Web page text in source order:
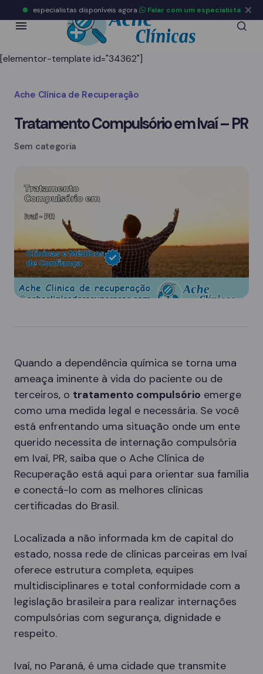
[elementor-template id="34362"]
Ache Clínica de Recuperação
Tratamento Compulsório em Ivaí – PR
Sem categoria
Quando a dependência química se torna uma
ameaça iminente à vida do paciente ou de
terceiros, o tratamento compulsório emerge
como uma medida legal e necessária. Se você
está enfrentando uma situação onde um ente
querido necessita de internação compulsória
em Ivaí, PR, saiba que o Ache Clínica de
Recuperação está aqui para orientar sua família
e conectá-lo com as melhores clínicas
certificadas do Brasil.
Localizada a não informada km de capital do
estado, nossa rede de clínicas parceiras em Ivaí
oferece estrutura completa, equipes
multidisciplinares e total conformidade com a
legislação brasileira para realizar internações
compulsórias com segurança, dignidade e
respeito.
Ivaí, no Paraná, é uma cidade que transmite
especialistas disponíveis agora Falar com um especialista